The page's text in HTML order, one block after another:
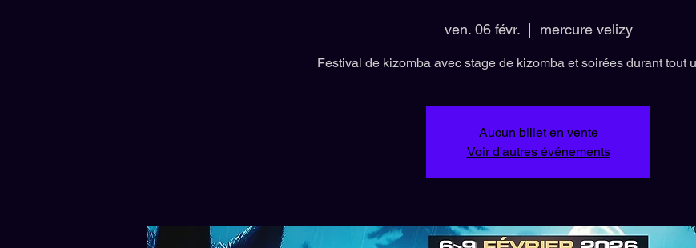
ven. 06 févr.
  |
mercure velizy
Festival de kizomba avec stage de kizomba et soirées durant tout
Aucun billet en vente
Voir d'autres événements